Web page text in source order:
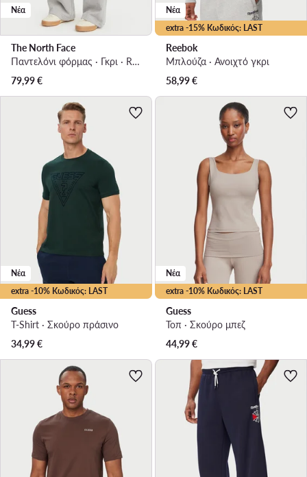
Νέα
The North Face
Παντελόνι φόρμας · Γκρι · Regular Fit
79,99€
extra -15% Κωδικός: LAST
Νέα
Reebok
Μπλούζα · Ανοιχτό γκρι
58,99€
extra -10% Κωδικός: LAST
Νέα
Guess
T-Shirt · Σκούρο πράσινο
34,99€
extra -10% Κωδικός: LAST
Νέα
Guess
Τοπ · Σκούρο μπεζ
44,99€